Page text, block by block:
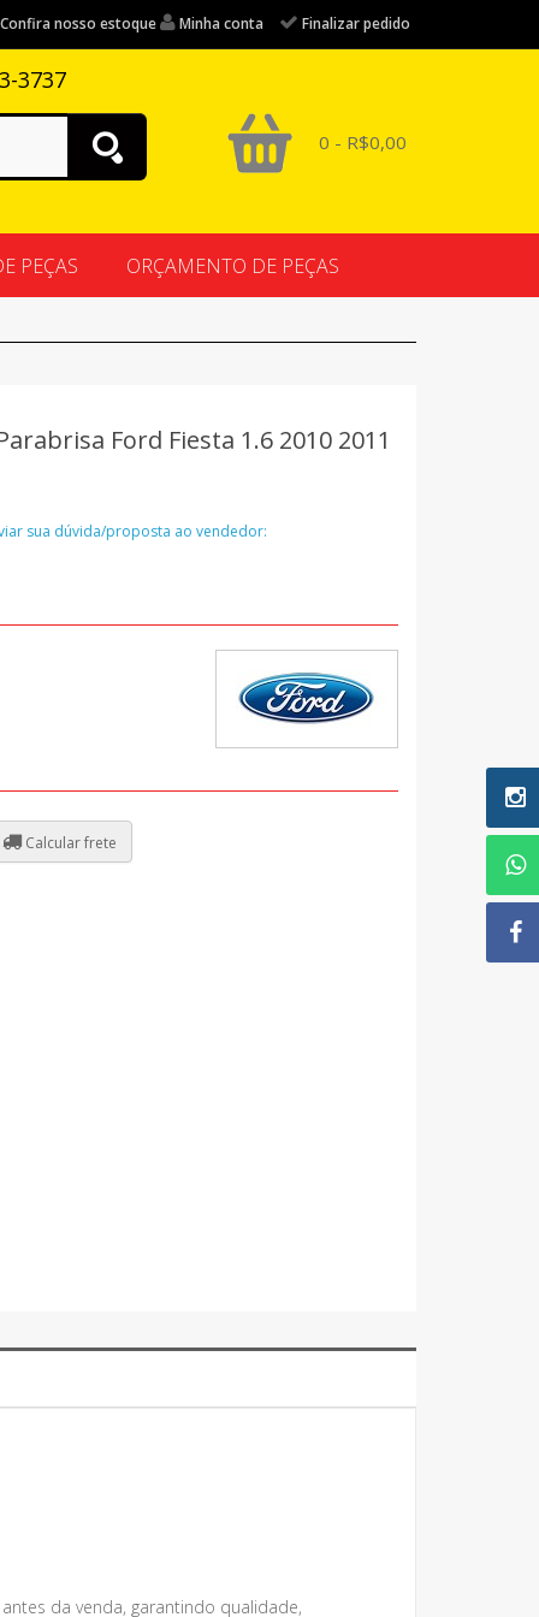
Confira nosso estoque Minha conta Finalizar pedido
3737
0 - R$0,00
PEÇAS ORÇAMENTO DE PEÇAS
Ford Fiesta 1.6 2010 2011
sua dúvida/proposta ao vendedor:
Calcular frete
da venda, garantindo qualidade,